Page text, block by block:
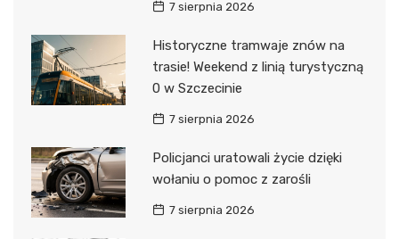
7 sierpnia 2026
Historyczne tramwaje znów na
trasie! Weekend z linią turystyczną
0 w Szczecinie
7 sierpnia 2026
Policjanci uratowali życie dzięki
wołaniu o pomoc z zarośli
7 sierpnia 2026